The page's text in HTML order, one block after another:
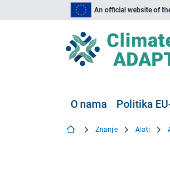
An official website of
O nama Politika
Znanje Alati